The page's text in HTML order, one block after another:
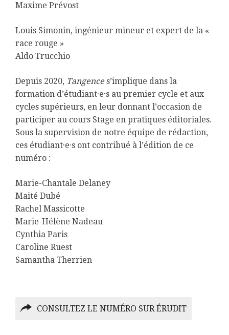
Maxime Prévost
Louis Simonin, ingénieur mineur et expert de la «
race rouge »
Aldo Trucchio
Depuis 2020, Tangences’implique dans la
formation d’étudiant·e·s au premier cycle et aux
cycles supérieurs, en leur donnant l’occasion de
participer au cours Stage en pratiques éditoriales.
Sous la supervision de notre équipe de rédaction,
ces étudiant·e·s ont contribué à l’édition de ce
numéro :
Marie-Chantale Delaney
Maité Dubé
Rachel Massicotte
Marie-Hélène Nadeau
Cynthia Paris
Caroline Ruest
Samantha Therrien
CONSULTEZ LE NUMÉRO SUR ÉRUDIT